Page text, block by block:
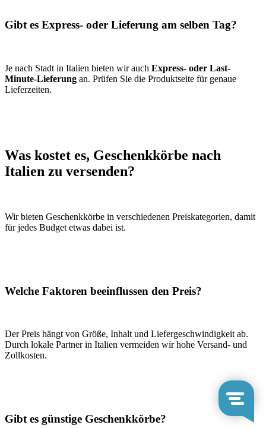
Gibt es Express- oder Lieferung am selben Tag?
Je nach Stadt in Italien bieten wir auch Express- oder Last-
Minute-Lieferung an. Prüfen Sie die Produktseite für genaue
Lieferzeiten.
Was kostet es, Geschenkkörbe nach
Italien zu versenden?
Wir bieten Geschenkkörbe in verschiedenen Preiskategorien, damit
für jedes Budget etwas dabei ist.
Welche Faktoren beeinflussen den Preis?
Der Preis hängt von Größe, Inhalt und Liefergeschwindigkeit ab.
Durch lokale Partner in Italien vermeiden wir hohe Versand- und
Zollkosten.
Gibt es günstige Geschenkkörbe?